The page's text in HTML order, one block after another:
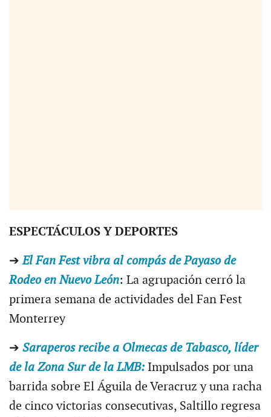
ESPECTÁCULOS Y DEPORTES
➔El Fan Fest vibra al compás de Payaso de
Rodeo en Nuevo León: La agrupación cerró la
primera semana de actividades del Fan Fest
Monterrey
➔ Saraperos recibe a Olmecas de Tabasco, líder
de la Zona Sur de la LMB:Impulsados por una
barrida sobre El Águila de Veracruz y una racha
de cinco victorias consecutivas, Saltillo regresa